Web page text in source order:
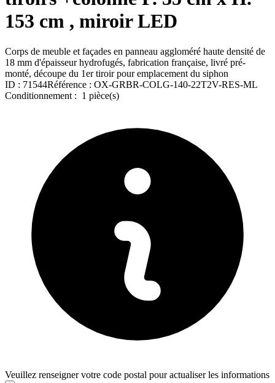
153 cm , miroir LED
Corps de meuble et façades en panneau aggloméré haute densité de
18 mm d'épaisseur hydrofugés, fabrication française, livré pré-
monté, découpe du 1er tiroir pour emplacement du siphon
ID : 71544Référence : OX-GRBR-COLG-140-22T2V-RES-ML
Conditionnement : 1 pièce(s)
Veuillez renseigner votre code postal pour actualiser les informations